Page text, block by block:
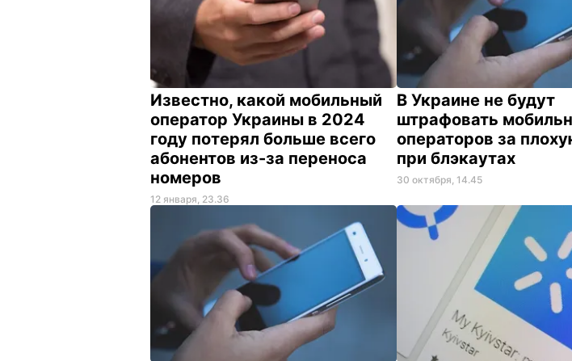
Известно, какой мобильный
оператор Украины в 2024
году потерял больше всего
абонентов из-за переноса
номеров
12 января, 23.36
В Украине не будут
штрафовать
операторов за
при блэкаутах
30 октября, 14.45